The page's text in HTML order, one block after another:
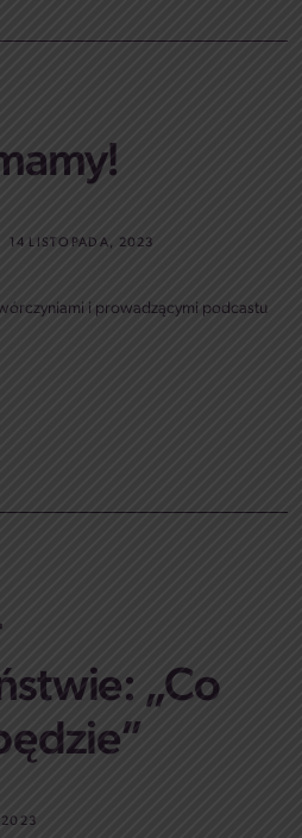
14 LISTOPADA, 2023
i prowadzącymi podcastu
„Co
2023